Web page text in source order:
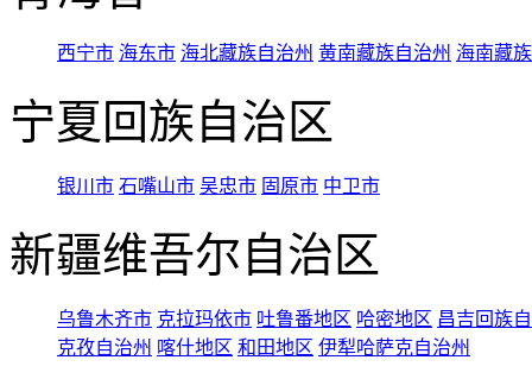
西宁市 海东市 海北藏族自治州 黄南藏族自治州 海南藏
宁夏回族自治区
银川市 石嘴山市 吴忠市 固原市 中卫市
新疆维吾尔自治区
乌鲁木齐市 克拉玛依市 吐鲁番地区 哈密地区 昌吉回族
克孜自治州 喀什地区 和田地区 伊犁哈萨克自治州